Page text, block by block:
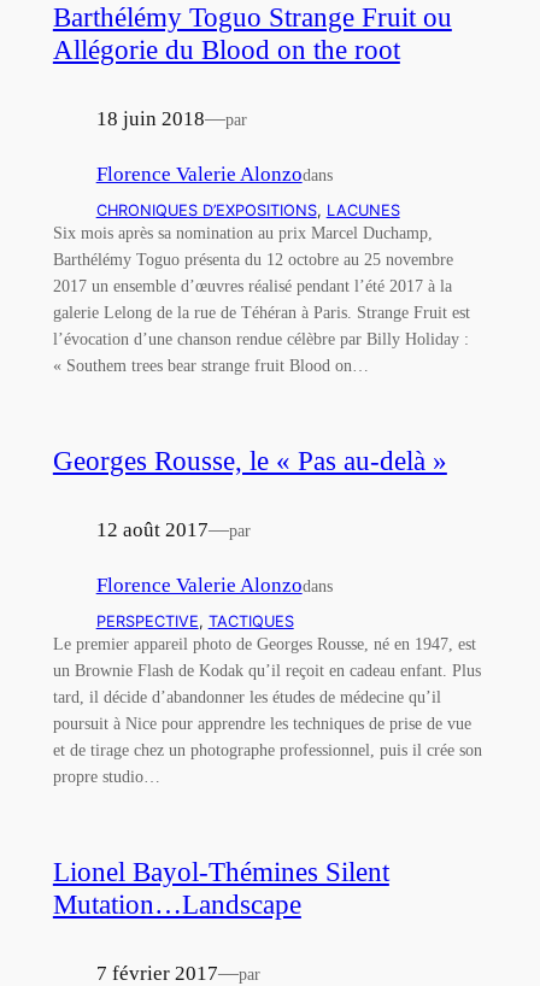
Barthélémy Toguo Strange Fruit ou
Allégorie du Blood on the root
18 juin 2018—par
Florence Valerie Alonzodans
CHRONIQUES D’EXPOSITIONS, LACUNES
Six mois après sa nomination au prix Marcel Duchamp,
Barthélémy Toguo présenta du 12 octobre au 25 novembre
2017 un ensemble d’œuvres réalisé pendant l’été 2017 à la
galerie Lelong de la rue de Téhéran à Paris. Strange Fruit est
l’évocation d’une chanson rendue célèbre par Billy Holiday :
« Southem trees bear strange fruit Blood on…
Georges Rousse, le « Pas au-delà »
12 août 2017—par
Florence Valerie Alonzodans
PERSPECTIVE, TACTIQUES
Le premier appareil photo de Georges Rousse, né en 1947, est
un Brownie Flash de Kodak qu’il reçoit en cadeau enfant. Plus
tard, il décide d’abandonner les études de médecine qu’il
poursuit à Nice pour apprendre les techniques de prise de vue
et de tirage chez un photographe professionnel, puis il crée son
propre studio…
Lionel Bayol-Thémines Silent
Mutation…Landscape
7 février 2017—par